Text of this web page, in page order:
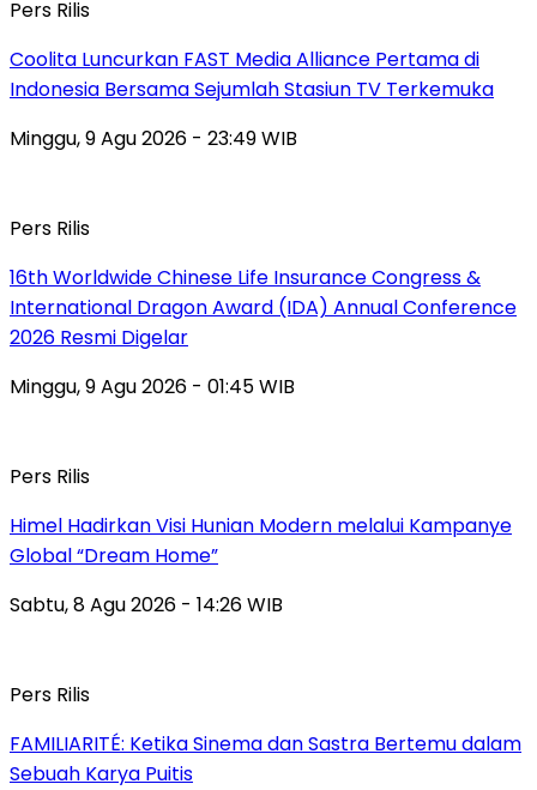
Pers Rilis
Coolita Luncurkan FAST Media Alliance Pertama di
Indonesia Bersama Sejumlah Stasiun TV Terkemuka
Minggu, 9 Agu 2026 - 23:49 WIB
Pers Rilis
16th Worldwide Chinese Life Insurance Congress &
International Dragon Award (IDA) Annual Conference
2026 Resmi Digelar
Minggu, 9 Agu 2026 - 01:45 WIB
Pers Rilis
Himel Hadirkan Visi Hunian Modern melalui Kampanye
Global “Dream Home”
Sabtu, 8 Agu 2026 - 14:26 WIB
Pers Rilis
FAMILIARITÉ: Ketika Sinema dan Sastra Bertemu dalam
Sebuah Karya Puitis